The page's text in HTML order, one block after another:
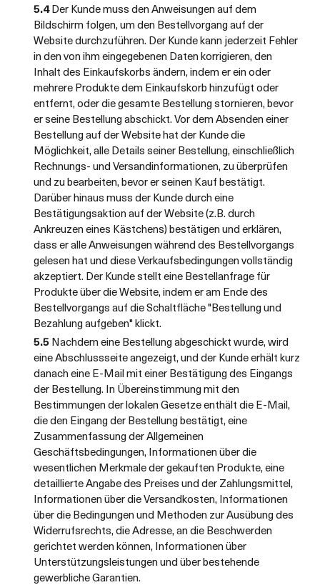
5.4Der Kunde muss den Anweisungen auf dem
Bildschirm folgen, um den Bestellvorgang auf der
Website durchzuführen. Der Kunde kann jederzeit Fehler
in den von ihm eingegebenen Daten korrigieren, den
Inhalt des Einkaufskorbs ändern, indem er ein oder
mehrere Produkte dem Einkaufskorb hinzufügt oder
entfernt, oder die gesamte Bestellung stornieren, bevor
er seine Bestellung abschickt. Vor dem Absenden einer
Bestellung auf der Website hat der Kunde die
Möglichkeit, alle Details seiner Bestellung, einschließlich
Rechnungs- und Versandinformationen, zu überprüfen
und zu bearbeiten, bevor er seinen Kauf bestätigt.
Darüber hinaus muss der Kunde durch eine
Bestätigungsaktion auf der Website (z.B. durch
Ankreuzen eines Kästchens) bestätigen und erklären,
dass er alle Anweisungen während des Bestellvorgangs
gelesen hat und diese Verkaufsbedingungen vollständig
akzeptiert. Der Kunde stellt eine Bestellanfrage für
Produkte über die Website, indem er am Ende des
Bestellvorgangs auf die Schaltfläche "Bestellung und
Bezahlung aufgeben" klickt.
5.5Nachdem eine Bestellung abgeschickt wurde, wird
eine Abschlussseite angezeigt, und der Kunde erhält kurz
danach eine E-Mail mit einer Bestätigung des Eingangs
der Bestellung. In Übereinstimmung mit den
Bestimmungen der lokalen Gesetze enthält die E-Mail,
die den Eingang der Bestellung bestätigt, eine
Zusammenfassung der Allgemeinen
Geschäftsbedingungen, Informationen über die
wesentlichen Merkmale der gekauften Produkte, eine
detaillierte Angabe des Preises und der Zahlungsmittel,
Informationen über die Versandkosten, Informationen
über die Bedingungen und Methoden zur Ausübung des
Widerrufsrechts, die Adresse, an die Beschwerden
gerichtet werden können, Informationen über
Unterstützungsleistungen und über bestehende
gewerbliche Garantien.